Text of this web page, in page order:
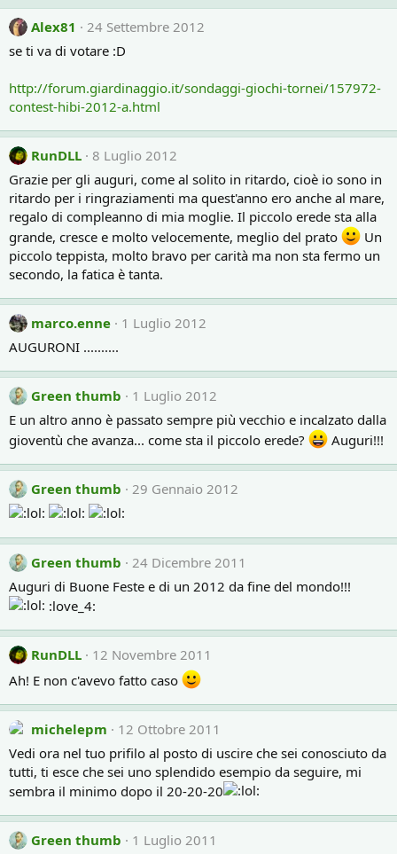
Alex81
24 Settembre 2012
se ti va di votare :D
http://forum.giardinaggio.it/sondaggi-giochi-tornei/157972-
contest-hibi-2012-a.html
RunDLL 8 Luglio 2012
Grazie per gli auguri, come al solito in ritardo, cioè io sono in
ritardo per i ringraziamenti ma quest'anno ero anche al mare,
regalo di compleanno di mia moglie. Il piccolo erede sta alla
grande, cresce e molto velocemente, meglio del prato
Un
piccolo teppista, molto bravo per carità ma non sta fermo un
secondo, la fatica è tanta.
marco.enne
1 Luglio 2012
AUGURONI ..........
Green thumb
1 Luglio 2012
E un altro anno è passato sempre più vecchio e incalzato dalla
gioventù che avanza... come sta il piccolo erede?
Auguri!!!
Green thumb 29 Gennaio 2012
Green thumb
24 Dicembre 2011
Auguri di Buone Feste e di un 2012 da fine del mondo!!!
:love_4:
RunDLL
12 Novembre 2011
Ah! E non c'avevo fatto caso
michelepm
12 Ottobre 2011
Vedi ora nel tuo prifilo al posto di uscire che sei conosciuto da
tutti, ti esce che sei uno splendido esempio da seguire, mi
sembra il minimo dopo il 20-20-20
Green thumb
1 Luglio 2011